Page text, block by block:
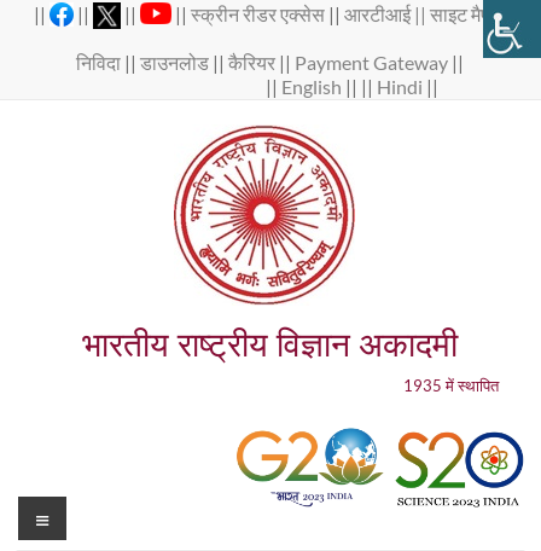
|| || || ||स्क्रीन रीडर एक्सेस ||आरटीआई ||साइट मैप||
निविदा ||डाउनलोड ||कैरियर || Payment Gateway ||
|| English || || Hindi ||
भारतीय राष्ट्रीय विज्ञान अकादमी
1935 में स्थापित
Menu